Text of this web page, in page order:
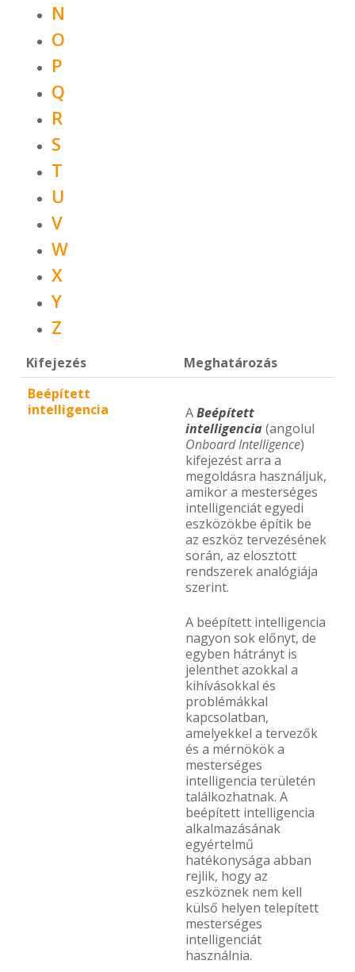
N
O
P
Q
R
S
T
U
V
W
X
Y
Z
Kifejezés
Meghatározás
Beépített
intelligencia
ABeépített
intelligencia (angolul
Onboard Intelligence)
kifejezést arra a
megoldásra használjuk,
amikor a mesterséges
intelligenciát egyedi
eszközökbe építik be
az eszköz tervezésének
során, az elosztott
rendszerek analógiája
szerint.
A beépített intelligencia
nagyon sok előnyt, de
egyben hátrányt is
jelenthet azokkal a
kihívásokkal és
problémákkal
kapcsolatban,
amelyekkel a tervezők
és a mérnökök a
mesterséges
intelligencia területén
találkozhatnak. A
beépített intelligencia
alkalmazásának
egyértelmű
hatékonysága abban
rejlik, hogy az
eszköznek nem kell
külső helyen telepített
mesterséges
intelligenciát
használnia.